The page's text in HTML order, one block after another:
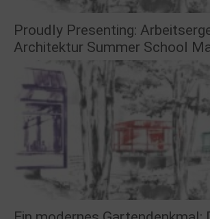
Proudly Presenting:
Architektur Summer School